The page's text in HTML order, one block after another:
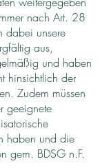
nach Art. 28
dabei unsere
aus,
und haben
hinsichtlich der
Zudem müssen
geeignete
haben und die
gem. BDSG n.F.